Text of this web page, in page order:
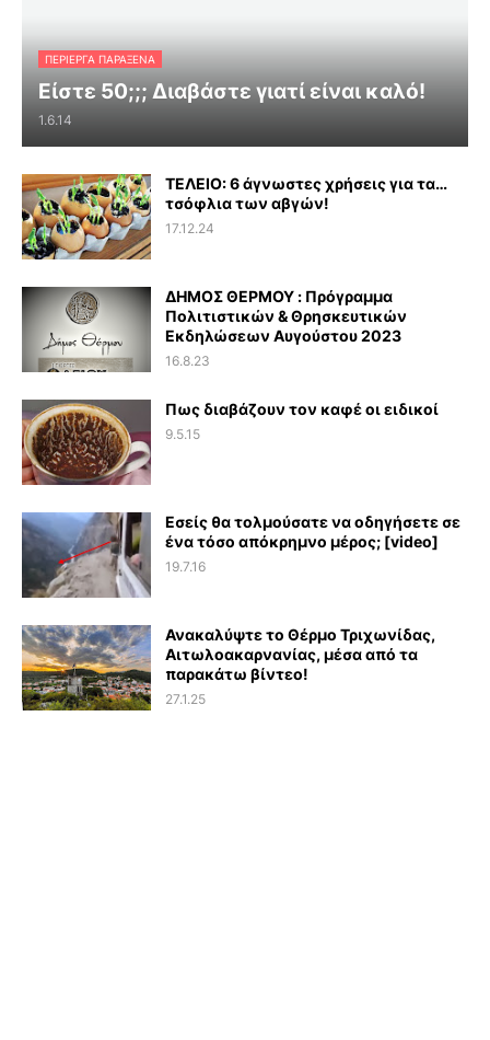
ΠΕΡΊΕΡΓΑ ΠΑΡΆΞΕΝΑ
Είστε 50;;; Διαβάστε γιατί είναι καλό!
1.6.14
ΤΕΛΕΙΟ: 6 άγνωστες χρήσεις για τα…
τσόφλια των αβγών!
17.12.24
ΔΗΜΟΣ ΘΕΡΜΟΥ : Πρόγραμμα
Πολιτιστικών & Θρησκευτικών
Εκδηλώσεων Αυγούστου 2023
16.8.23
Πως διαβάζουν τον καφέ οι ειδικοί
9.5.15
Εσείς θα τολμούσατε να οδηγήσετε σε
ένα τόσο απόκρημνο μέρος; [video]
19.7.16
Ανακαλύψτε το Θέρμο Τριχωνίδας,
Αιτωλοακαρνανίας, μέσα από τα
παρακάτω βίντεο!
27.1.25